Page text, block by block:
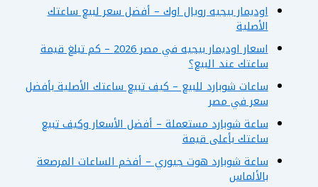
اوديمار بيجيه رويال اوك – أفضل سعر لبيع ساعتك
الأصلية
اسعار اوديمار بيجيه في مصر 2026 – كم تبلغ قيمة
ساعتك عند البيع؟
ساعات شوبارد للبيع – كيف تبيع ساعتك الأصلية بأفضل
سعر في مصر
ساعة شوبارد مستعملة – أفضل الأسعار وكيف تبيع
ساعتك بأعلى قيمة
ساعة شوبارد هوت جيوري – أفخم الساعات المرصعة
بالألماس